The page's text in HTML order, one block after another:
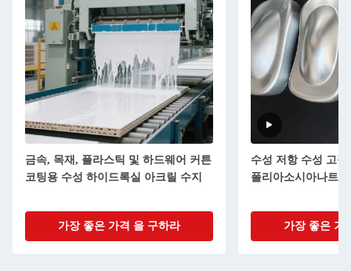
금속, 목재, 플라스틱 및 하드웨어 커튼
코팅용 수성 하이드록실 아크릴 수지
가장 좋은 가격 을 구하라
수성 저항 수성 고
폴리아소시아나트
가장 좋은 가